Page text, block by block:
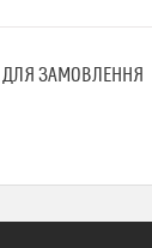
ЗАМОВЛЕННЯ